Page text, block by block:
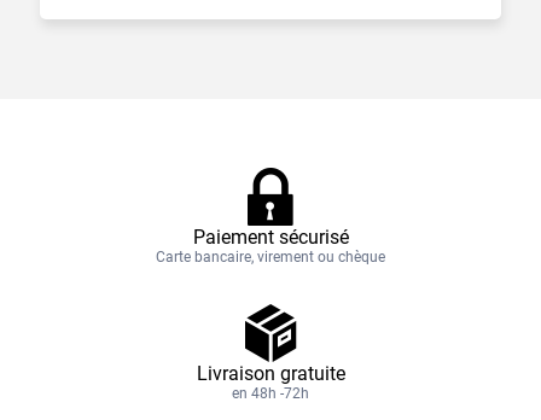
Paiement sécurisé
Carte bancaire, virement ou chèque
Livraison gratuite
en 48h -72h